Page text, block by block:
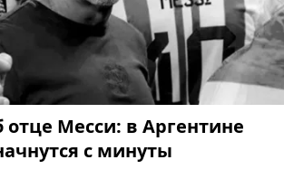
отце Месси: в Аргентине
с минуты